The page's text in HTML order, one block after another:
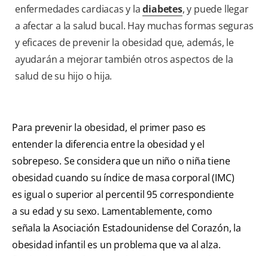
enfermedades cardiacas y ladiabetes, y puede llegar
a afectar a la salud bucal. Hay muchas formas seguras
y eficaces de prevenir la obesidad que, además, le
ayudarán a mejorar también otros aspectos de la
salud de su hijo o hija.
Para prevenir la obesidad, el primer paso es
entender la diferencia entre la obesidad y el
sobrepeso. Se considera que un niño o niña tiene
obesidad cuando su índice de masa corporal (IMC)
es igual o superior al percentil 95 correspondiente
a su edad y su sexo. Lamentablemente, como
señala la Asociación Estadounidense del Corazón, la
obesidad infantil es un problema que va al alza.